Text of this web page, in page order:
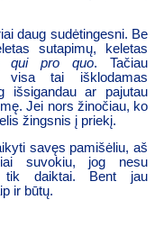
daug sudėtingesni. Be
sutapimų, keletas
qui pro quo. Tačiau
visa tai išklodamas
išsigandau ar pajutau
Jei nors žinočiau, ko
žingsnis į priekį.
savęs pamišėliu, aš
suvokiu, jog nesu
tik daiktai. Bent jau
ir būtų.